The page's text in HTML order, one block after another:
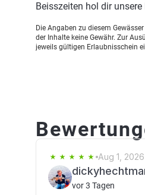
Beisszeiten hol dir
Die Angaben zu diesem
der Inhalte keine Gewähr. Zur
jeweils gültigen Erlaubnisschein
Aug 1, 2026
vor 3 Tagen